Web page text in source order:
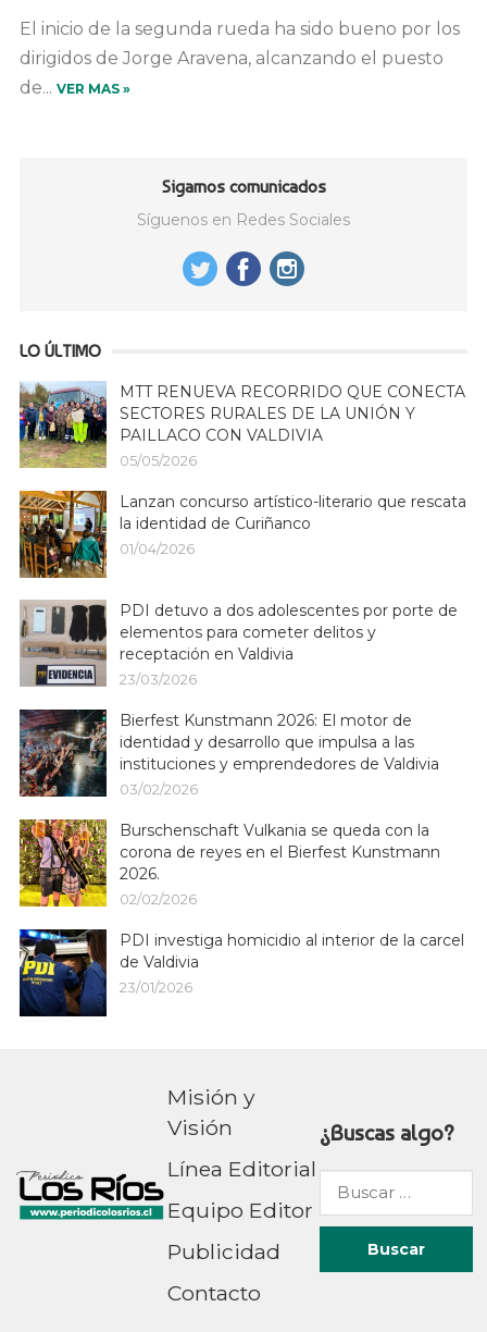
El inicio de la segunda rueda ha sido bueno por los
dirigidos de Jorge Aravena, alcanzando el puesto
de... VER MAS »
Sigamos comunicados
Síguenos en Redes Sociales
LO ÚLTIMO
MTT RENUEVA RECORRIDO QUE CONECTA
SECTORES RURALES DE LA UNIÓN Y
PAILLACO CON VALDIVIA
05/05/2026
Lanzan concurso artístico-literario que rescata
la identidad de Curiñanco
01/04/2026
PDI detuvo a dos adolescentes por porte de
elementos para cometer delitos y
receptación en Valdivia
23/03/2026
Bierfest Kunstmann 2026: El motor de
identidad y desarrollo que impulsa a las
instituciones y emprendedores de Valdivia
03/02/2026
Burschenschaft Vulkania se queda con la
corona de reyes en el Bierfest Kunstmann
2026.
02/02/2026
PDI investiga homicidio al interior de la carcel
de Valdivia
23/01/2026
Misión y
Visión
Línea Editorial
Equipo Editor
Publicidad
Contacto
¿Buscas algo?
Buscar
por: